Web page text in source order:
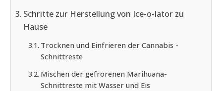
Schritte zur Herstellung von Ice-o-lator zu
Hause
Trocknen und Einfrieren der Cannabis -
Schnittreste
Mischen der gefrorenen Marihuana-
Schnittreste mit Wasser und Eis